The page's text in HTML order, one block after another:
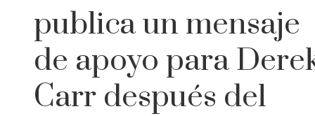
publica un mensaje
de apoyo para
Carr después del